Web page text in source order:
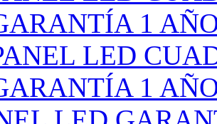
1
LED
1